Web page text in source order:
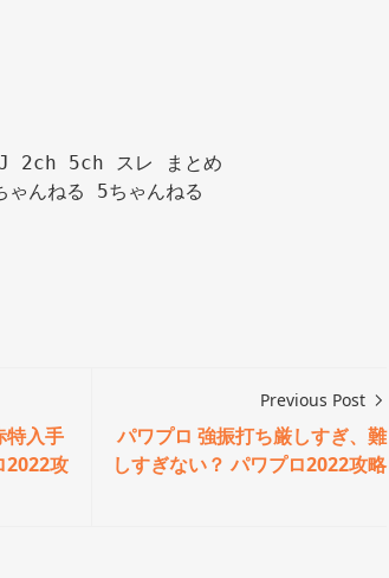
J 2ch 5ch スレ まとめ
ゃんねる 5ちゃんねる
特入手
2022攻
Previous Post
パワプロ 強振打ち厳しすぎ、難
しすぎない？ パワプロ2022攻略